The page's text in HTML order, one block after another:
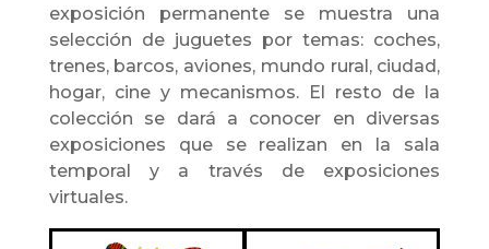
exposición permanente se muestra una
selección de juguetes por temas: coches,
trenes, barcos, aviones, mundo rural, ciudad,
hogar, cine y mecanismos. El resto de la
colección se dará a conocer en diversas
exposiciones que se realizan en la sala
temporal y a través de exposiciones
virtuales.